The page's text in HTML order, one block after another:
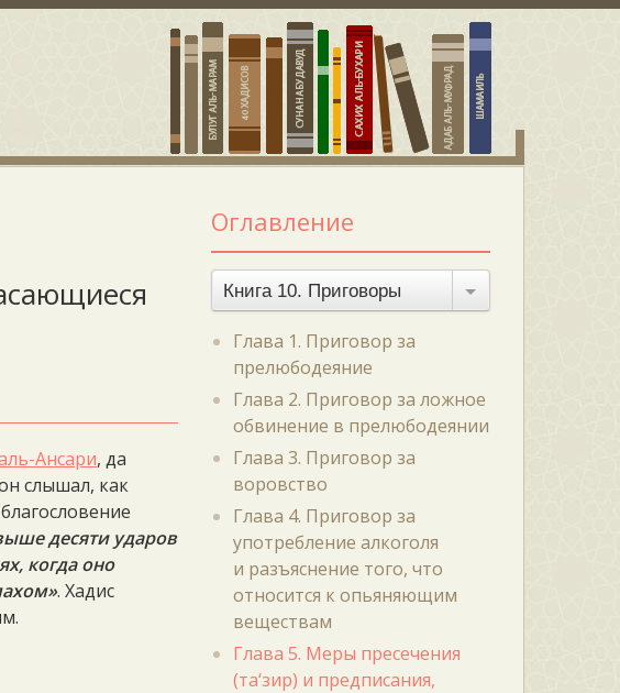
Ансари, да
слышал, как
десяти ударов
когда оно
. Хадис
Оглавление
Книга 10. Приговоры
Глава 1. Приговор за
прелюбодеяние
Глава 2. Приговор за ложное
обвинение в прелюбодеянии
Глава 3. Приговор за
воровство
Глава 4. Приговор за
употребление алкоголя
и разъяснение того, что
относится к опьяняющим
веществам
Глава 5. Меры пресечения
(та‘зир) и предписания,